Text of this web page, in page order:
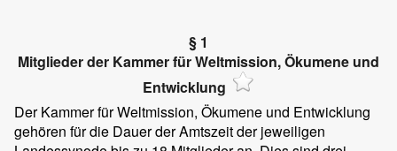
§ 1
Mitglieder der Kammer für Weltmission, Ökumene und
Entwicklung
Der Kammer für Weltmission, Ökumene und Entwicklung
gehören für die Dauer der Amtszeit der jeweiligen